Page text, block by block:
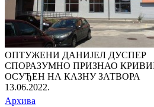
ОПТУЖЕНИ ДАНИЈЕЛ ДУСПЕР
СПОРАЗУМНО ПРИЗНАО
ОСУЂЕН НА КАЗНУ ЗАТВОРА
13.06.2022.
Архива